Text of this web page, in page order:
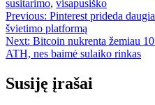
susitarimo, visapusiško
Navigacija
tarp
įrašų
Previous: Pinterest prideda
švietimo platformą
Next: Bitcoin nukrenta žemiau
ATH, nes baimė sulaiko rinkas
Susiję įrašai